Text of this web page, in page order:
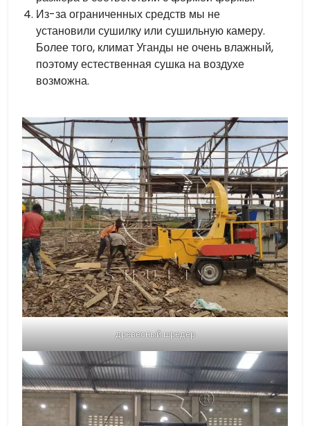
Из-за ограниченных средств мы не
установили сушилку или сушильную камеру.
Более того, климат Уганды не очень влажный,
поэтому естественная сушка на воздухе
возможна.
древесный шредер